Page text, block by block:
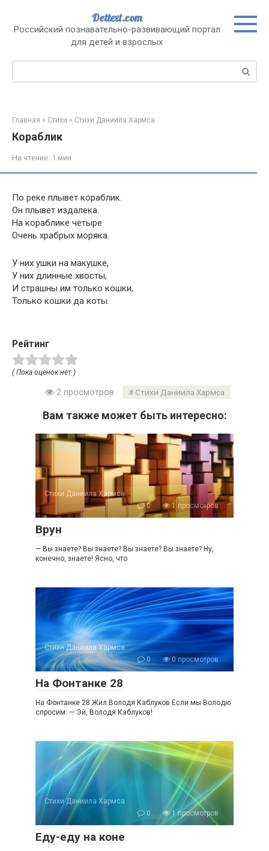
контенту
Dettext.com
Российский познавательно-развивающий портал
для детей и взрослых
Поиск:
Главная » Стихи » Стихи Даниила Хармса
Кораблик
На чтение: 1 мин
По реке плывет кораблик.
Он плывет издалека.
На кораблике четыре
Очень храбрых моряка.
У них ушки на макушке,
У них длинные хвосты,
И страшны им только кошки,
Только кошки да коты.
Рейтинг
( Пока оценок нет )
2 просмотров Стихи Даниила Хармса
Вам также может быть интересно:
Стихи Даниила Хармса
0
1 просмотров
Врун
— Вы знаете? Вы знаете? Вы знаете? Вы знаете? Ну,
конечно, знаете! Ясно, что
Стихи Даниила Хармса
0
0 просмотров
На Фонтанке 28
На Фонтанке 28 Жил Володя Каблуков Если мы Володю
спросим: — Эй, Володя Каблуков!
Стихи Даниила Хармса
0
1 просмотров
Еду-еду на коне